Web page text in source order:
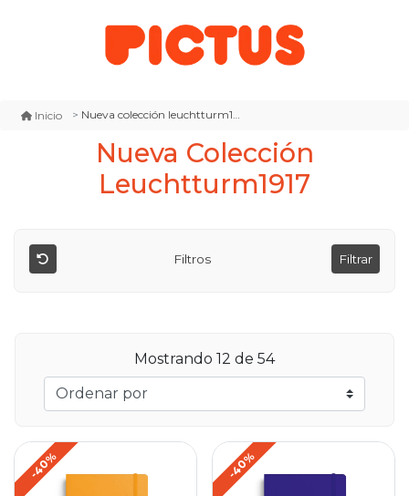
Inicio Nueva colección leuchtturm1917
Nueva Colección
Leuchtturm1917
Filtros Filtrar
Mostrando 12 de 54
-40% -40%